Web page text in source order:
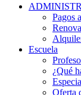
Pagos
Escuela
¿Qué
Oferta